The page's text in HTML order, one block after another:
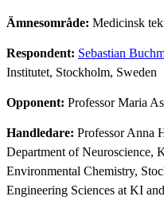
Ämnesområde: Medicinsk
Respondent: Sebastian
Institutet, Stockholm, Sweden
Opponent: Professor Maria
Handledare: Professor Anna
Department of Neuroscience,
Environmental Chemistry,
Engineering Sciences at KI